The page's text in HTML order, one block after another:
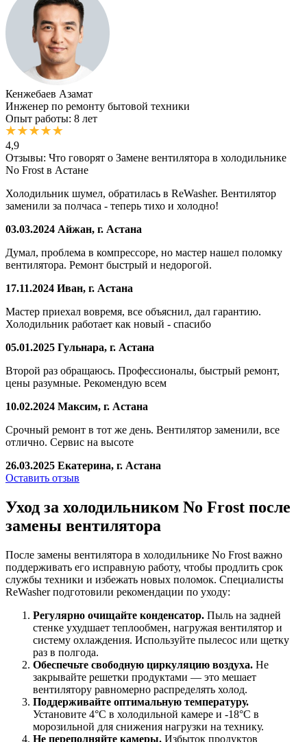
Кенжебаев Азамат
Инженер по ремонту бытовой техники
Опыт работы: 8 лет
4,9
Отзывы: Что говорят о Замене вентилятора в холодильнике
No Frost в Астане
Холодильник шумел, обратилась в ReWasher. Вентилятор
заменили за полчаса - теперь тихо и холодно!
03.03.2024 Айжан, г. Астана
Думал, проблема в компрессоре, но мастер нашел поломку
вентилятора. Ремонт быстрый и недорогой.
17.11.2024 Иван, г. Астана
Мастер приехал вовремя, все объяснил, дал гарантию.
Холодильник работает как новый - спасибо
05.01.2025 Гульнара, г. Астана
Второй раз обращаюсь. Профессионалы, быстрый ремонт,
цены разумные. Рекомендую всем
10.02.2024 Максим, г. Астана
Срочный ремонт в тот же день. Вентилятор заменили, все
отлично. Сервис на высоте
26.03.2025 Екатерина, г. Астана
Оставить отзыв
Уход за холодильником No Frost после
замены вентилятора
После замены вентилятора в холодильнике No Frost важно
поддерживать его исправную работу, чтобы продлить срок
службы техники и избежать новых поломок. Специалисты
ReWasher подготовили рекомендации по уходу:
Регулярно очищайте конденсатор. Пыль на задней
стенке ухудшает теплообмен, нагружая вентилятор и
систему охлаждения. Используйте пылесос или щетку
раз в полгода.
Обеспечьте свободную циркуляцию воздуха. Не
закрывайте решетки продуктами — это мешает
вентилятору равномерно распределять холод.
Поддерживайте оптимальную температуру.
Установите 4°C в холодильной камере и -18°C в
морозильной для снижения нагрузки на технику.
Не переполняйте камеры. Избыток продуктов